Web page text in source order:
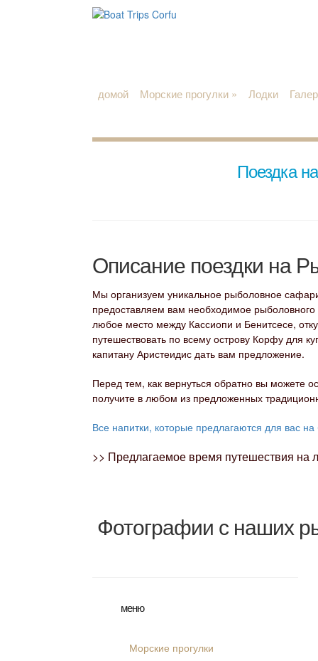
домой Морские прогулки » Лодки
Поездка
Описание поездки на
Мы организуем уникальное рыболовное
предоставляем вам необходимое
любое место между Кассиопи и Бенитсесе,
путешествовать по всему острову Корфу для
капитану Аристеидис дать вам предложение.
Перед тем, как вернуться обратно вы можете
получите в любом из предложенных
Все напитки, которые предлагаются для вас на
>> Предлагаемое время путешествия на
Фотографии с наших
меню
Морские прогулки